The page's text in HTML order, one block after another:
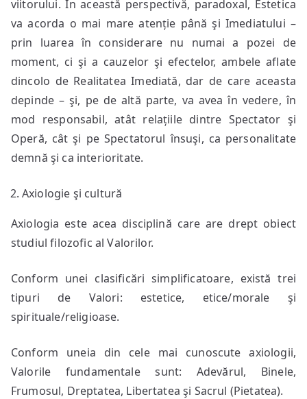
viitorului. În această perspectivă, paradoxal, Estetica
va acorda o mai mare atenție până şi Imediatului –
prin luarea în considerare nu numai a pozei de
moment, ci şi a cauzelor şi efectelor, ambele aflate
dincolo de Realitatea Imediată, dar de care aceasta
depinde – şi, pe de altă parte, va avea în vedere, în
mod responsabil, atât relațiile dintre Spectator şi
Operă, cât şi pe Spectatorul însuşi, ca personalitate
demnă şi ca interioritate.
Axiologie şi cultură
Axiologia este acea disciplină care are drept obiect
studiul filozofic al Valorilor.
Conform unei clasificări simplificatoare, există trei
tipuri de Valori: estetice, etice/morale şi
spirituale/religioase.
Conform uneia din cele mai cunoscute axiologii,
Valorile fundamentale sunt: Adevărul, Binele,
Frumosul, Dreptatea, Libertatea şi Sacrul (Pietatea).